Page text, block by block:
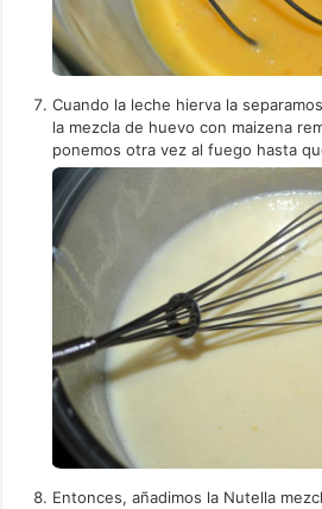
Cuando la leche hierva la
la mezcla de huevo con maizena
ponemos otra vez al fuego hasta
Entonces, añadimos la Nutella